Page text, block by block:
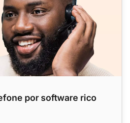
por software rico